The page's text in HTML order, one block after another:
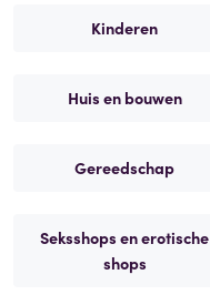
Kinderen
Huis en bouwen
Gereedschap
Seksshops en erotische
shops